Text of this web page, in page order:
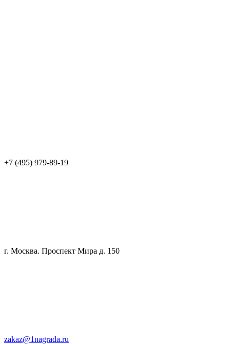
+7 (495) 979-89-19
г. Москва. Проспект Мира д. 150
zakaz@1nagrada.ru